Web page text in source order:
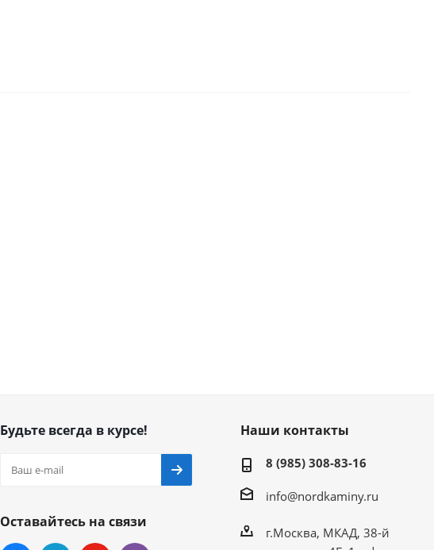
Будьте всегда в курсе!
Оставайтесь на связи
Наши контакты
8 (985) 308-83-16
info@nordkaminy.ru
г.Москва, МКАД, 38-й